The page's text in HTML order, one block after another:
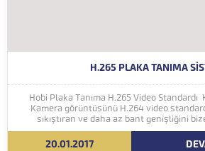
H.265 PLAKA TANIMA
Hobi Plaka Tanıma H.265 Video Standardı
Kamera görüntüsünü H.264 video
sıkıştıran ve daha az bant genişliğini
nesil kodlama teknolojisi Hobi Plaka
İleriki yıllarda 4K ve...
20.01.2017